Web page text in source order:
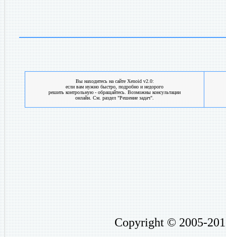
Вы находитесь на сайте Xenoid v2.0:
если вам нужно быстро, подробно и недорого
решить контрольную - обращайтесь. Возможны консультации
онлайн. См. раздел "Решение задач".
Copyright © 2005-